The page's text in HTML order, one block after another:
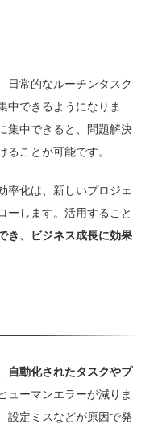
日常的なルーチンタスク
中できるようになりま
集中できると、問題解決
ことが可能です。
率化は、新しいプロジェ
ーします。活用すること
き、ビジネス成長に効果
自動化されたタスクやプ
ューマンエラーが減りま
設定ミスなどが原因で発